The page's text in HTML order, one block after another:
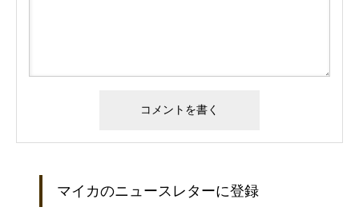
マイカのニュースレターに登録